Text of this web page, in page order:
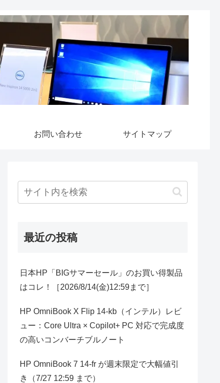
お問い合わせ サイトマップ
最近の投稿
日本HP「BIGサマーセール」のお買い得製品
はコレ！［2026/8/14(金)12:59まで］
HP OmniBook X Flip 14-kb（インテル）レビ
ュー：Core Ultra × Copilot+ PC 対応で完成度
の高いコンバーチブルノート
HP OmniBook 7 14-fr が週末限定で大幅値引
き（7/27 12:59 まで）